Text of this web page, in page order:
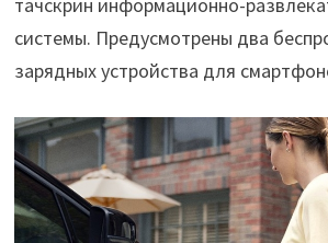
тачскрин информационно-
системы. Предусмотрены два
зарядных устройства для